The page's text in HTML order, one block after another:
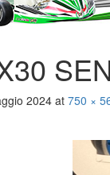
2024at 750 ×